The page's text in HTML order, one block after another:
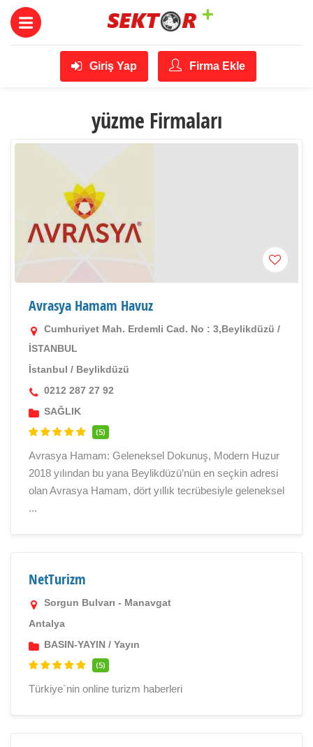
Giriş Yap Firma Ekle
yüzme Firmaları
Avrasya Hamam Havuz
Cumhuriyet Mah. Erdemli Cad. No : 3,Beylikdüzü /
İSTANBUL
İstanbul / Beylikdüzü
0212 287 27 92
SAĞLIK
(5)
Avrasya Hamam: Geleneksel Dokunuş, Modern Huzur
2018 yılından bu yana Beylikdüzü’nün en seçkin adresi
olan Avrasya Hamam, dört yıllık tecrübesiyle geleneksel
...
NetTurizm
Sorgun Bulvarı - Manavgat
Antalya
BASIN-YAYIN / Yayın
(5)
Türkiye`nin online turizm haberleri